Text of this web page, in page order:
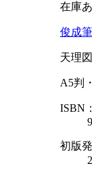
在庫
俊成
天理
A5判
ISBN：
初版